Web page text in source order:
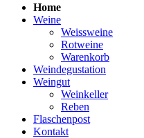
Home
Weine
Weissweine
Rotweine
Warenkorb
Weindegustation
Weingut
Weinkeller
Reben
Flaschenpost
Kontakt